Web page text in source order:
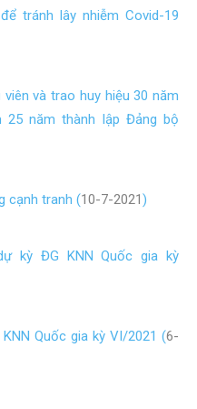
tránh lây nhiễm Covid-19
và trao huy hiệu 30 năm
25 năm thành lập Đảng bộ
cạnh tranh (10-7-2021)
kỳ ĐG KNN Quốc gia kỳ
Quốc gia kỳ VI/2021 (6-